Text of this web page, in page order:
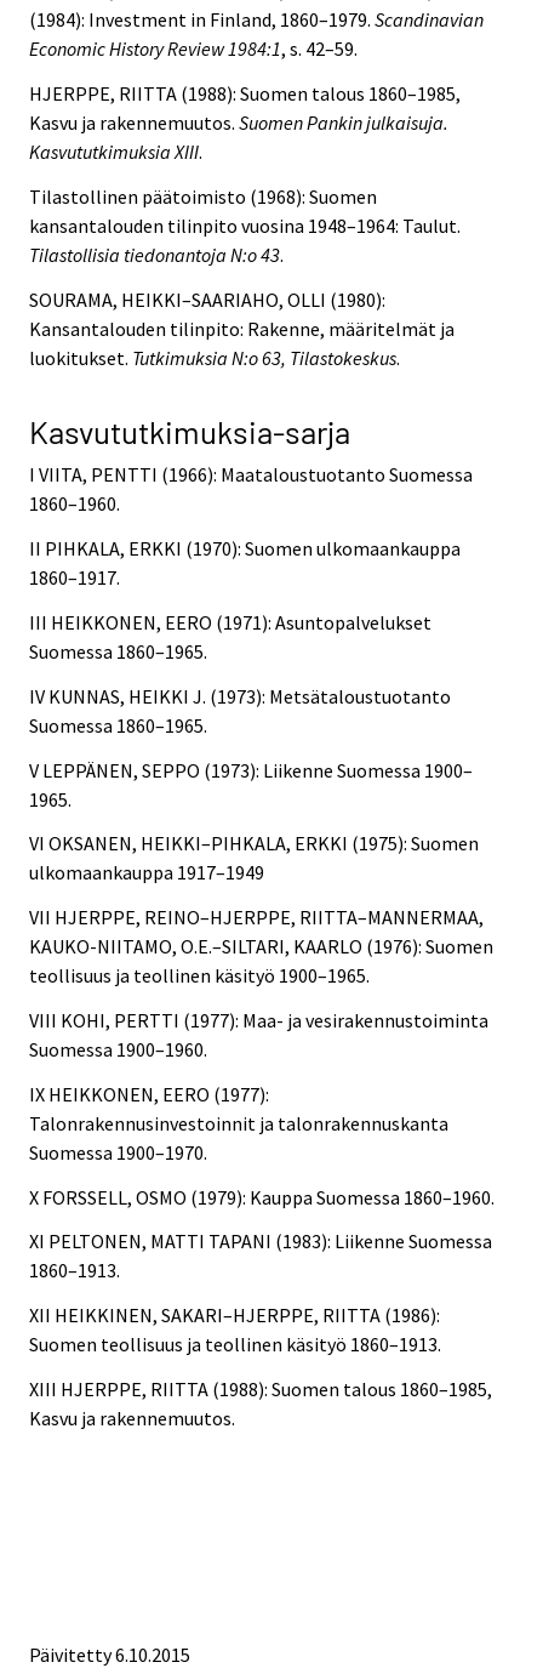
(1984): Investment in Finland, 1860–1979. Scandinavian
Economic History Review 1984:1, s. 42–59.
HJERPPE, RIITTA (1988): Suomen talous 1860–1985,
Kasvu ja rakennemuutos. Suomen Pankin julkaisuja.
Kasvututkimuksia XIII.
Tilastollinen päätoimisto (1968): Suomen
kansantalouden tilinpito vuosina 1948–1964: Taulut.
Tilastollisia tiedonantoja N:o 43.
SOURAMA, HEIKKI–SAARIAHO, OLLI (1980):
Kansantalouden tilinpito: Rakenne, määritelmät ja
luokitukset. Tutkimuksia N:o 63, Tilastokeskus.
Kasvututkimuksia-sarja
I VIITA, PENTTI (1966): Maataloustuotanto Suomessa
1860–1960.
II PIHKALA, ERKKI (1970): Suomen ulkomaankauppa
1860–1917.
III HEIKKONEN, EERO (1971): Asuntopalvelukset
Suomessa 1860–1965.
IV KUNNAS, HEIKKI J. (1973): Metsätaloustuotanto
Suomessa 1860–1965.
V LEPPÄNEN, SEPPO (1973): Liikenne Suomessa 1900–
1965.
VI OKSANEN, HEIKKI–PIHKALA, ERKKI (1975): Suomen
ulkomaankauppa 1917–1949
VII HJERPPE, REINO–HJERPPE, RIITTA–MANNERMAA,
KAUKO-NIITAMO, O.E.–SILTARI, KAARLO (1976): Suomen
teollisuus ja teollinen käsityö 1900–1965.
VIII KOHI, PERTTI (1977): Maa- ja vesirakennustoiminta
Suomessa 1900–1960.
IX HEIKKONEN, EERO (1977):
Talonrakennusinvestoinnit ja talonrakennuskanta
Suomessa 1900–1970.
X FORSSELL, OSMO (1979): Kauppa Suomessa 1860–1960.
XI PELTONEN, MATTI TAPANI (1983): Liikenne Suomessa
1860–1913.
XII HEIKKINEN, SAKARI–HJERPPE, RIITTA (1986):
Suomen teollisuus ja teollinen käsityö 1860–1913.
XIII HJERPPE, RIITTA (1988): Suomen talous 1860–1985,
Kasvu ja rakennemuutos.
Päivitetty 6.10.2015